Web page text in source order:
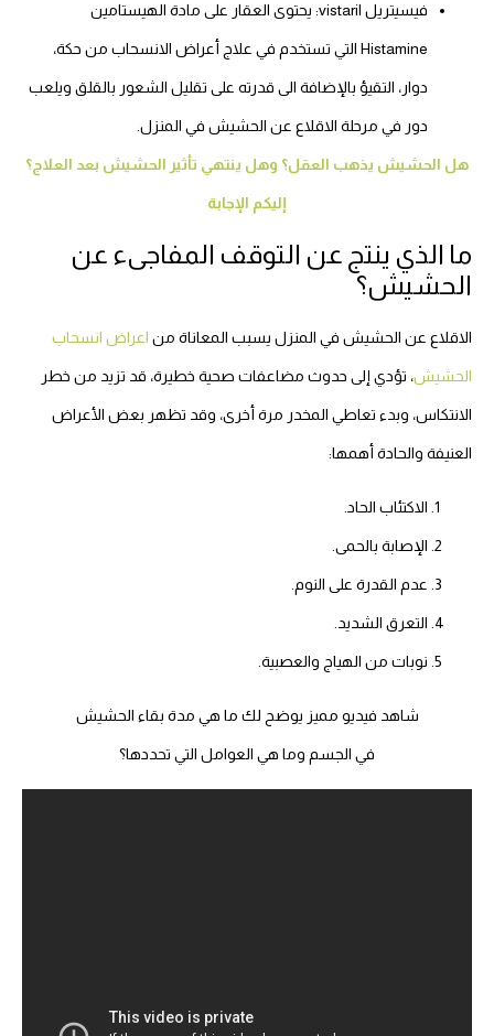
فيسيتريل vistaril: يحتوى العقار على مادة الهيستامين
Histamine التي تستخدم في علاج أعراض الانسحاب من حكة،
دوار، التقيؤ بالإضافة الى قدرته على تقليل الشعور بالقلق ويلعب
دور في مرحلة الاقلاع عن الحشيش في المنزل.
هل الحشيش يذهب العقل؟ وهل ينتهي تأثير الحشيش بعد العلاج؟
إليكم الإجابة
ما الذي ينتج عن التوقف المفاجىء عن
الحشيش؟
الاقلاع عن الحشيش في المنزل يسبب المعاناة من اعراض انسحاب
الحشيش، تؤدي إلى حدوث مضاعفات صحية خطيرة، قد تزيد من خطر
الانتكاس، وبدء تعاطي المخدر مرة أخرى، وقد تظهر بعض الأعراض
العنيفة والحادة أهمها:
الاكتئاب الحاد.
الإصابة بالحمى.
عدم القدرة على النوم.
التعرق الشديد.
نوبات من الهياج والعصبية.
شاهد فيديو مميز يوضح لك ما هي مدة بقاء الحشيش
في الجسم وما هي العوامل التي تحددها؟